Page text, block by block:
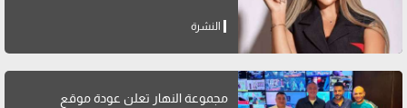
النشرة
مجموعة النهار تعلن عودة موقع